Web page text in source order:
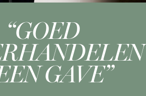
“GOED
GAVE”